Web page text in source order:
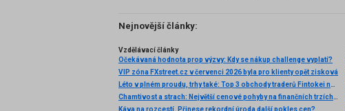
několik příkladů nejznámějších z nich.
Nejnovější články:
Vzdělávací články
Očekávaná hodnota prop výzvy: Kdy se nákup challenge vyplatí?
VIP zóna FXstreet.cz v červenci 2026 byla pro klienty opět zisková
Léto v plném proudu, trhy také: Top 3 obchody traderů Fintokei na indexech a zlatě
Chamtivost a strach: Největší cenové pohyby na finančních trzích (červenec 2026)
Káva na rozcestí. Přinese rekordní úroda další pokles cen?